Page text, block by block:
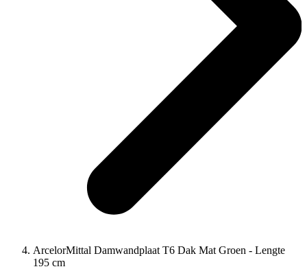
ArcelorMittal Damwandplaat T6 Dak Mat Groen - Lengte
195 cm